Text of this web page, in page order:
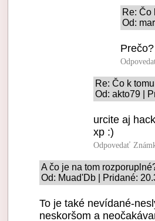
Re: Čo
Od:
Prečo?
Re: Čo k
Od: akto79 |
urcite aj
xp :)
Odpovedať
A čo je na tom
Od: Muad'Db | Pridané:
To je také nevídané-
neskoršom a